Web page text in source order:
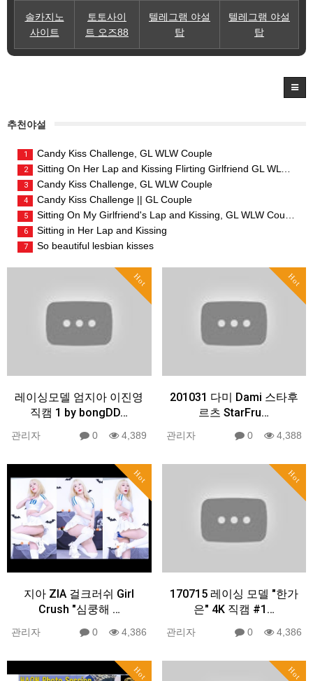
솔카지노
사이트
토토사이
트 오즈88
텔레그램 야설
탑
텔레그램 야설
탑
추천야설
1 Candy Kiss Challenge, GL WLW Couple
2 Sitting On Her Lap and Kissing Flirting Girlfriend GL WLW Couple
3 Candy Kiss Challenge, GL WLW Couple
4 Candy Kiss Challenge || GL Couple
5 Sitting On My Girlfriend's Lap and Kissing, GL WLW Couple
6 Sitting in Her Lap and Kissing
7 So beautiful lesbian kisses
Hot
레이싱모델 엄지아 이진영
직캠 1 by bongDD…
관리자 0 4,389
Hot
201031 다미 Dami 스타후
르츠 StarFru…
관리자 0 4,388
Hot
지아 ZIA 걸크러쉬 Girl
Crush "심쿵해 …
관리자 0 4,386
Hot
170715 레이싱 모델 "한가
은" 4K 직캠 #1…
관리자 0 4,386
Hot Hot